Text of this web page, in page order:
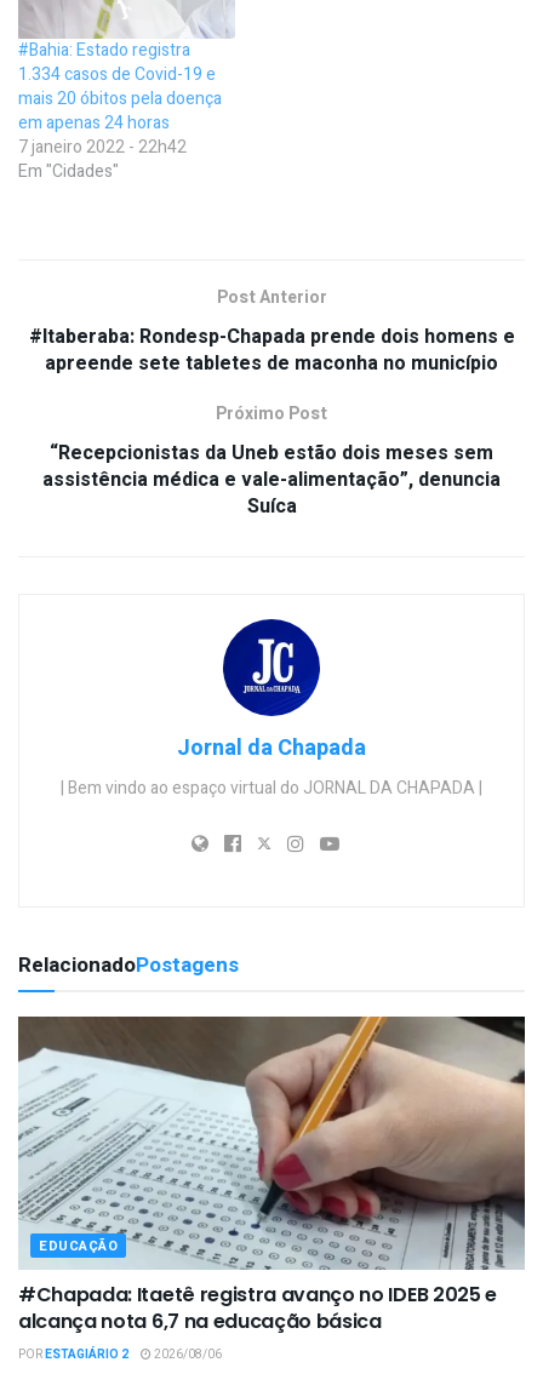
#Bahia: Estado registra
1.334 casos de Covid-19 e
mais 20 óbitos pela doença
em apenas 24 horas
7 janeiro 2022 - 22h42
Em "Cidades"
Post Anterior
#Itaberaba: Rondesp-Chapada prende dois homens e
apreende sete tabletes de maconha no município
Próximo Post
“Recepcionistas da Uneb estão dois meses sem
assistência médica e vale-alimentação”, denuncia
Suíca
Jornal da Chapada
| Bem vindo ao espaço virtual do JORNAL DA CHAPADA |
RelacionadoPostagens
EDUCAÇÃO
#Chapada: Itaetê registra avanço no IDEB 2025 e
alcança nota 6,7 na educação básica
PORESTAGIÁRIO 2 2026/08/06